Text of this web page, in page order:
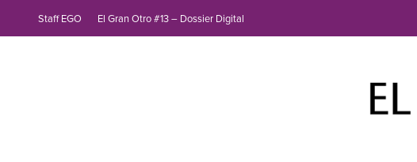
Staff EGO El Gran Otro #13 – Dossier Digital